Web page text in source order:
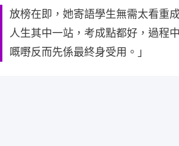
放榜在即，她寄語學生無需太看重
人生其中一站，考成點都好，過程
嘅嘢反而先係最終身受用。」